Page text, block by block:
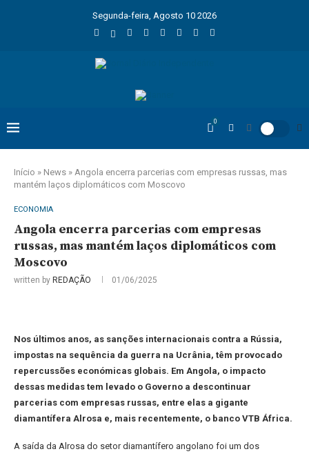
Segunda-feira, Agosto 10 2026
0
Início » News » Angola encerra parcerias com empresas russas, mas
mantém laços diplomáticos com Moscovo
ECONOMIA
Angola encerra parcerias com empresas
russas, mas mantém laços diplomáticos com
Moscovo
written by REDAÇÃO 01/06/2025
Nos últimos anos, as sanções internacionais contra a Rússia,
impostas na sequência da guerra na Ucrânia, têm provocado
repercussões económicas globais. Em Angola, o impacto
dessas medidas tem levado o Governo a descontinuar
parcerias com empresas russas, entre elas a gigante
diamantífera Alrosa e, mais recentemente, o banco VTB África.
A saída da Alrosa do setor diamantífero angolano foi um dos